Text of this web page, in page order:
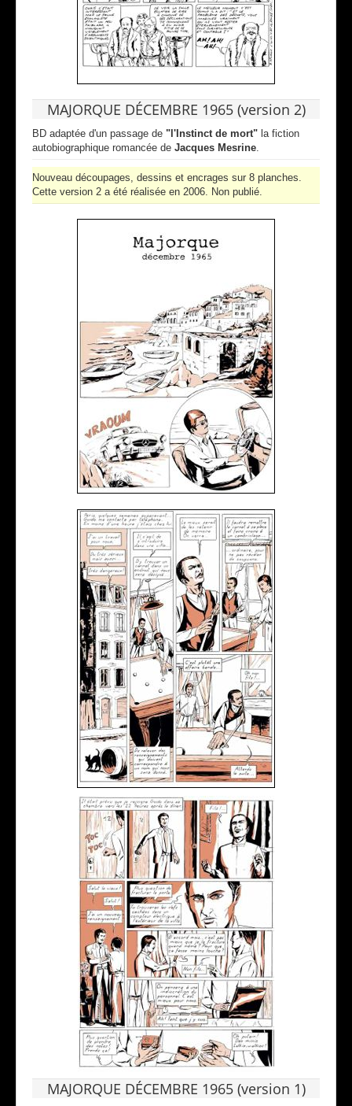
MAJORQUE DÉCEMBRE 1965 (version 2)
BD adaptée d'un passage de "l'Instinct de mort" la fiction
autobiographique romancée de Jacques Mesrine.
Nouveau découpages, dessins et encrages sur 8 planches.
Cette version 2 a été réalisée en 2006. Non publié.
MAJORQUE DÉCEMBRE 1965 (version 1)